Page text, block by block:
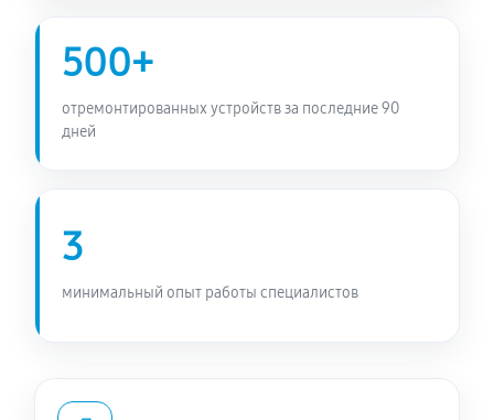
500+
отремонтированных устройств за последние 90
дней
3
минимальный опыт работы специалистов